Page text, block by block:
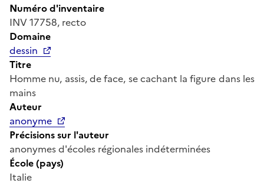
Numéro d'inventaire
INV 17758, recto
Domaine
dessin
Titre
Homme nu, assis, de face, se cachant la figure dans les
mains
Auteur
anonyme
Précisions sur l'auteur
anonymes d'écoles régionales indéterminées
École (pays)
Italie